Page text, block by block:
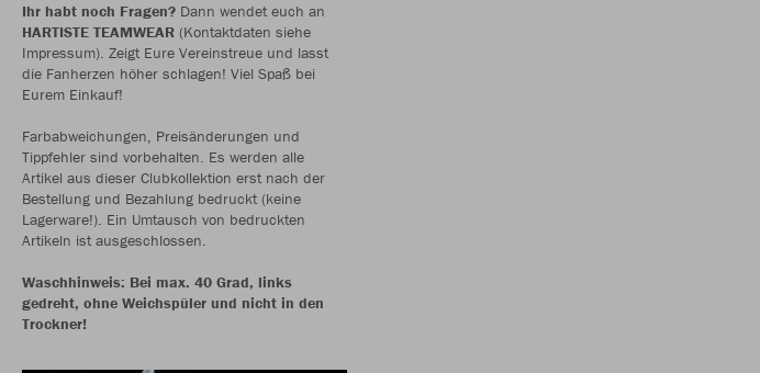
Ihr habt noch Fragen? Dann wendet euch an
HARTISTE TEAMWEAR (Kontaktdaten siehe
Impressum). Zeigt Eure Vereinstreue und lasst
die Fanherzen höher schlagen! Viel Spaß bei
Eurem Einkauf!
Farbabweichungen, Preisänderungen und
Tippfehler sind vorbehalten. Es werden alle
Artikel aus dieser Clubkollektion erst nach der
Bestellung und Bezahlung bedruckt (keine
Lagerware!). Ein Umtausch von bedruckten
Artikeln ist ausgeschlossen.
Waschhinweis: Bei max. 40 Grad, links
gedreht, ohne Weichspüler und nicht in den
Trockner!